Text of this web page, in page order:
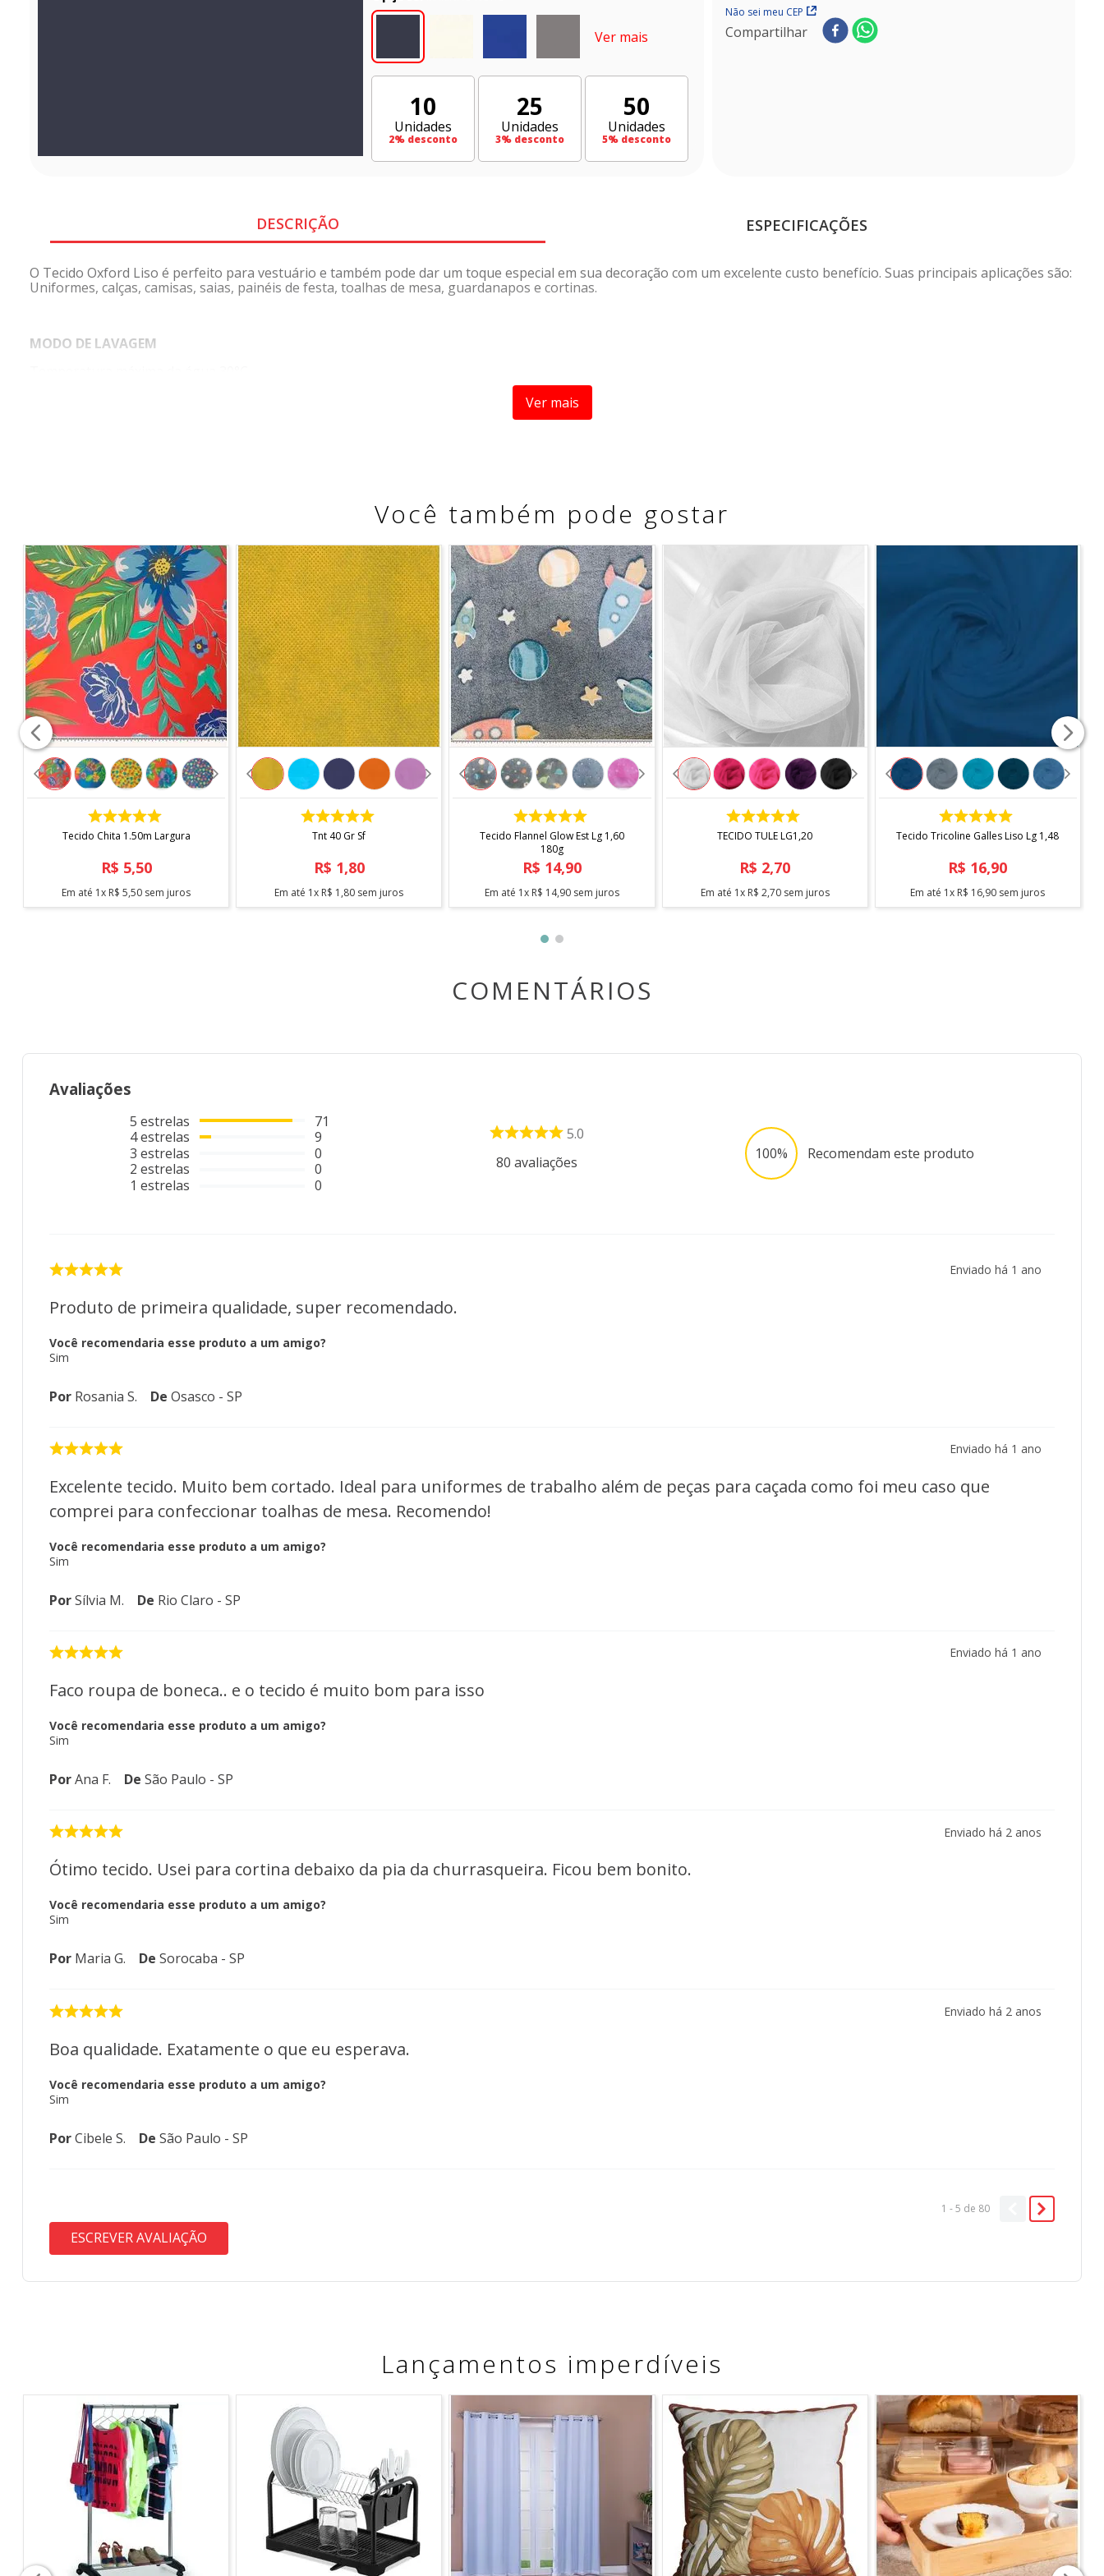
Ver mais
10
Unidades
2% desconto
25
Unidades
3% desconto
50
Unidades
5% desconto
Não sei meu CEP
Compartilhar
DESCRIÇÃO ESPECIFICAÇÕES
O Tecido Oxford Liso é perfeito para vestuário e também pode dar um toque especial em sua decoração com um excelente custo benefício. Suas principais aplicações são:
Uniformes, calças, camisas, saias, painéis de festa, toalhas de mesa, guardanapos e cortinas.
MODO DE LAVAGEM
Composição :100%Poliéster
Gramatura :214,50 g/m linear
Largura :1,50m
Origem :Importado
Informações Adicionais:
Vendido a cada 1,00 MT onde a medida se refere a um metro de comprimento pela largura do tecido. Caso seja solicitado 2 mts, será enviado
metragem corrida, sem cortes. Para pedidos acima de 15 metros, é possível que haja fracionamento do corte.
*Imagem meramente ilustrativa*
Ver mais
Você também pode gostar
COMPRAR
Tecido Chita 1.50m Largura
R$ 5,50
Em até 1x R$ 5,50 sem juros
COMPRAR
Tnt 40 Gr Sf
R$ 1,80
Em até 1x R$ 1 ,80 sem juros
COMPRAR
Tecido Flannel Glow Est Lg 1,60
180g
R$ 14,90
Em até 1x R$ 14,90 sem juros
COMPRAR
TECIDO TULE LG1,20
R$ 2,70
Em até 1x R$ 2,70sem juros
COMPRAR
Tecido Tricoline Galles Liso Lg 1,48
R$ 16,90
Em até 1x R$ 16,90 sem juros
COMENTÁRIOS
Avaliações
5 estrelas
4estrelas
3 estrelas
2 estrelas
1 estrelas
71
9
0
0
0
5.0
80 avaliações 100% Recomendam este produto
Enviado há 1 ano
Produto de primeira qualidade, super recomendado.
Você recomendaria esse produto a um amigo?
Sim
Por Rosania S. De Osasco - SP
Enviado há 1 ano
Excelente tecido. Muito bem cortado. Ideal para uniformes de trabalho além de peças para caçada como foi meu caso que
comprei para confeccionar toalhas de mesa. Recomendo!
Você recomendaria esse produto a um amigo?
Sim
PorSílvia M. De Rio Claro - SP
Enviado há 1 ano
Faco roupa de boneca.. e o tecido é muito bom para isso
Você recomendaria esse produto a um amigo?
Sim
PorAna F. De São Paulo - SP
Enviado há 2 anos
Ótimo tecido. Usei para cortina debaixo da pia da churrasqueira. Ficou bem bonito.
Você recomendaria esse produto a um amigo?
Sim
Por Maria G. De Sorocaba - SP
Enviado há 2 anos
Boa qualidade. Exatamente o que eu esperava.
Você recomendaria esse produto a um amigo?
Sim
PorCibele S. De São Paulo - SP
1 - 5 de 80
ESCREVER AVALIAÇÃO
Lançamentos imperdíveis